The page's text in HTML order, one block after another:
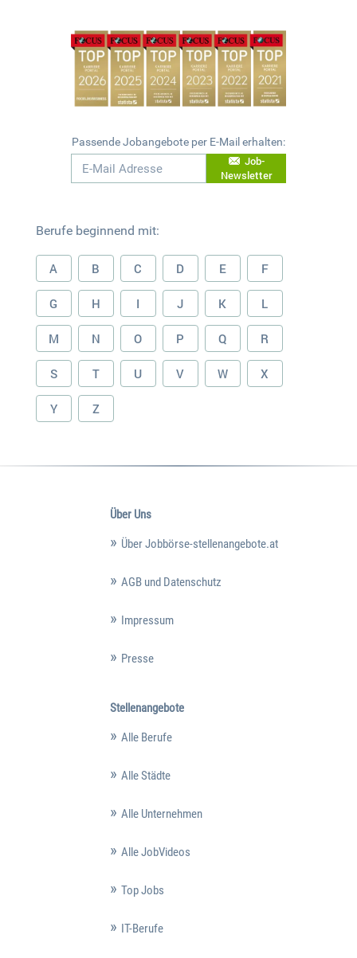
Passende Jobangebote per E-Mail erhalten:
Job-
Newsletter
Berufe beginnend mit:
A B C D E F
G H I J K L
M N O P Q R
S T U V W X
Y Z
Über Uns
Über Jobbörse-stellenangebote.at
AGB und Datenschutz
Impressum
Presse
Stellenangebote
Alle Berufe
Alle Städte
Alle Unternehmen
Alle JobVideos
Top Jobs
IT-Berufe